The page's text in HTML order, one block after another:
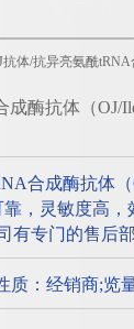
抗体/抗异亮氨酰
成酶抗体（OJ/
合成酶抗体
，灵敏度高
有专门的售后
质：经销商;览